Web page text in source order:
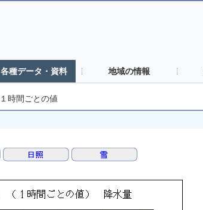
各種データ・資料 地域の情報
１時間ごとの値